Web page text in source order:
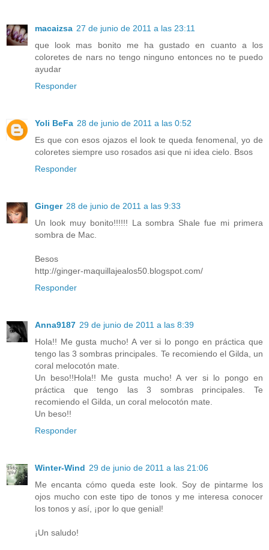
macaizsa 27 de junio de 2011 a las 23:11
que look mas bonito me ha gustado en cuanto a los
coloretes de nars no tengo ninguno entonces no te puedo
ayudar
Responder
Yoli BeFa 28 de junio de 2011 a las 0:52
Es que con esos ojazos el look te queda fenomenal, yo de
coloretes siempre uso rosados asi que ni idea cielo. Bsos
Responder
Ginger 28 de junio de 2011 a las 9:33
Un look muy bonito!!!!!! La sombra Shale fue mi primera
sombra de Mac.
Besos
http://ginger-maquillajealos50.blogspot.com/
Responder
Anna9187 29 de junio de 2011 a las 8:39
Hola!! Me gusta mucho! A ver si lo pongo en práctica que
tengo las 3 sombras principales. Te recomiendo el Gilda, un
coral melocotón mate.
Un beso!!Hola!! Me gusta mucho! A ver si lo pongo en
práctica que tengo las 3 sombras principales. Te
recomiendo el Gilda, un coral melocotón mate.
Un beso!!
Responder
Winter-Wind 29 de junio de 2011 a las 21:06
Me encanta cómo queda este look. Soy de pintarme los
ojos mucho con este tipo de tonos y me interesa conocer
los tonos y así, ¡por lo que genial!
¡Un saludo!